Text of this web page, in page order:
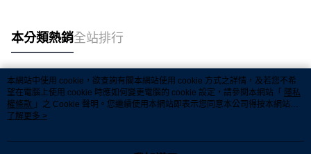
本分類熱銷全站排行
熱門標籤
熱銷排行
本網站中使用 cookie，欲查詢有關本網站使用 cookie 方式之詳情，及若您不希
望在電腦上使用 cookie 時應如何變更電腦的 cookie 設定，請參閱本網站「 隱私
權條款 」之 Cookie 聲明。您繼續使用本網站即表示您同意本公司得按本網站使
用條款之 Cookie 聲明使用 cookie。
了解更多 >